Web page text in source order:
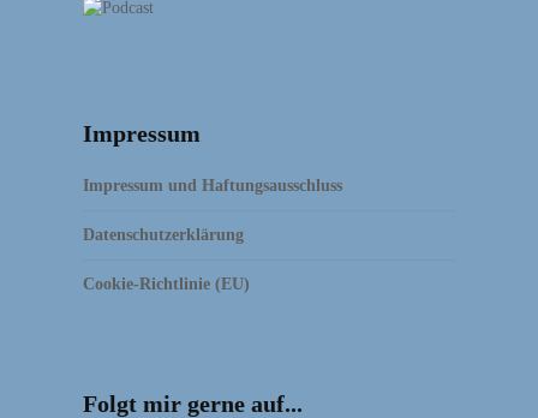
Impressum
Impressum und Haftungsausschluss
Datenschutzerklärung
Cookie-Richtlinie (EU)
Folgt mir gerne auf...